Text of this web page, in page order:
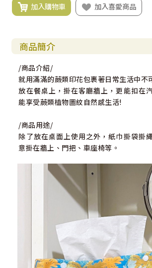
加入購物車 加入喜愛商品
商品簡介
/商品介紹/
就用滿滿的蕨類印花包裹著日常生活中不
放在餐桌上，掛在客廳牆上，更能扣在
能享受蕨類植物圖紋自然感生活!
/商品用途/
除了放在桌面上使用之外，紙巾掛袋掛
意掛在牆上、門把、車座椅等。